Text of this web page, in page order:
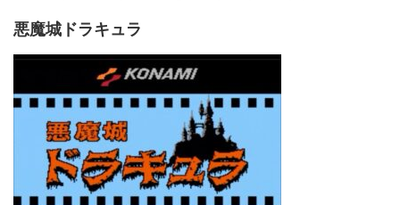
悪魔城ドラキュラ